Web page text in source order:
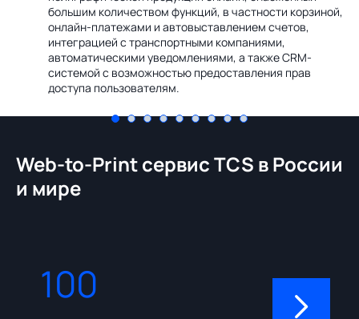
большим количеством функций, в частности корзиной,
онлайн-платежами и автовыставлением счетов,
интеграцией с транспортными компаниями,
автоматическими уведомлениями, а также CRM-
системой с возможностью предоставления прав
доступа пользователям.
Web-to-Print сервис TCS в России
и мире
100 310